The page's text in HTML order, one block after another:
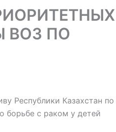
ВОЗ ПО
Республики Казахстан по
борьбе с раком у детей